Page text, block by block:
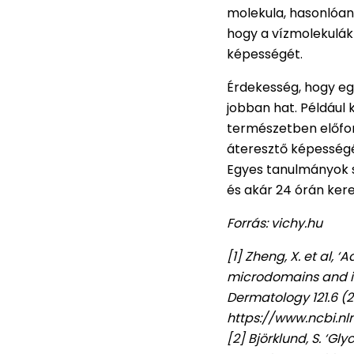
molekula,
hogy a
képességét.
Érdekesség, hogy
jobban hat. Például
természetben
áteresztő
Egyes
és akár 24 órán
Forrás: vichy.hu
[1] Zheng, X. et al,
microdomains and
Dermatology 121.6
https://
[2] Björklund, S.